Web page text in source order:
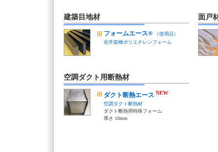
建築目地材
フォームエース®
（使用品）
化学架橋ポリエチレンフォーム
面戸
空調ダクト用断熱材
ダクト断熱エース NEW
空調ダクト断熱材
ダクト断熱用特殊フォーム
厚さ 10mm